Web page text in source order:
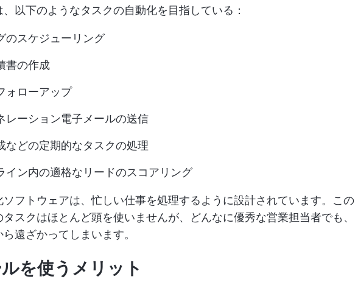
以下のようなタスクの自動化を目指している：
のスケジューリング
書の作成
ォローアップ
レーション電子メールの送信
などの定期的なタスクの処理
イン内の適格なリードのスコアリング
フトウェアは、忙しい仕事を処理するように設計されています。この
スクはほとんど頭を使いませんが、どんなに優秀な営業担当者でも、
遠ざかってしまいます。
を使うメリット